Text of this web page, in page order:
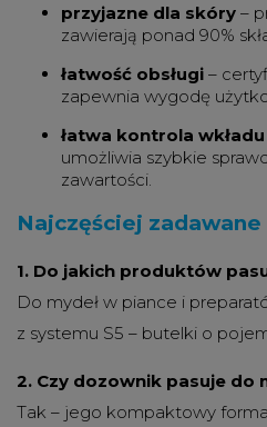
przyjazne dla skóry –
zawierają ponad 90%
łatwość obsługi –
zapewnia wygodę
łatwa kontrola wkładu
umożliwia szybkie
zawartości.
Najczęściej zadawane
1. Do jakich produktów
Do mydeł w piance i
z systemu S5 – butelki o
2. Czy dozownik pasuje do
Tak – jego kompaktowy